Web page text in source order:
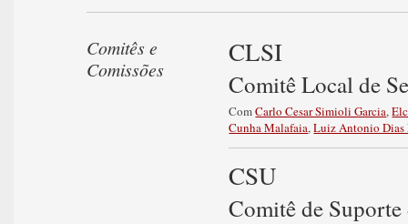
Comitês e
Comissões
CLSI
Comitê Local de
ComCarlo Cesar Simioli Garcia,
Cunha Malafaia,Luiz Antonio Dias
CSU
Comitê de